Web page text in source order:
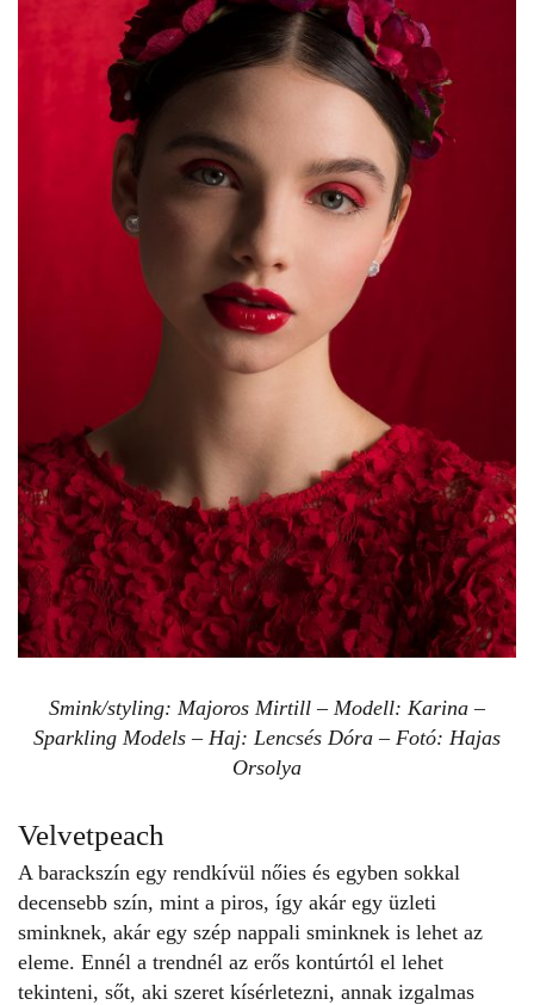
Smink/styling: Majoros Mirtill – Modell: Karina –
Sparkling Models – Haj: Lencsés Dóra – Fotó: Hajas
Orsolya
Velvetpeach
A barackszín egy rendkívül nőies és egyben sokkal
decensebb szín, mint a piros, így akár egy üzleti
sminknek, akár egy szép nappali sminknek is lehet az
eleme. Ennél a trendnél az erős kontúrtól el lehet
tekinteni, sőt, aki szeret kísérletezni, annak izgalmas